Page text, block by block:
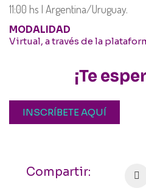
11:00 hs | Argentina/Uruguay.
MODALIDAD
Virtual, a través de la
¡Te
INSCRÍBETE AQUÍ
Compartir: